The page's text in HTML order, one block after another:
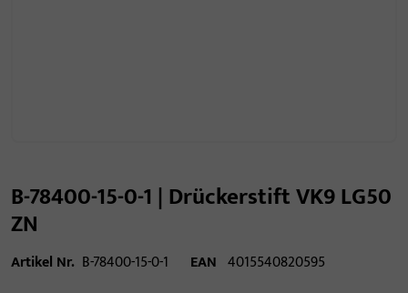
B-78400-15-0-1 | Drückerstift VK9 LG50
ZN
Artikel Nr. B-78400-15-0-1 EAN 4015540820595